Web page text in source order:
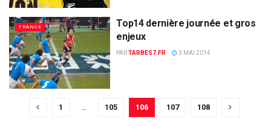
FRANCE
Top14 dernière journée et gros
enjeux
PARTARBES7.FR 3 MAI 2014
1 … 105 106 107 108